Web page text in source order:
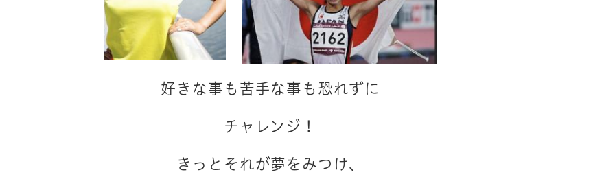
好きな事も苦手な事も恐れずに
チャレンジ！
きっとそれが夢をみつけ、